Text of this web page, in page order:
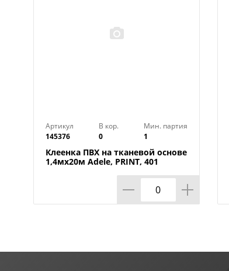
Артикул
145376
В кор.
0
Мин. партия
1
Клеенка ПВХ на тканевой основе
1,4мх20м Adele, PRINT, 401